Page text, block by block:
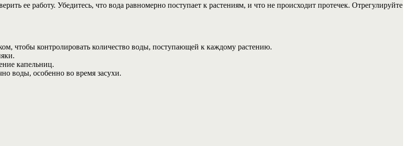
ее работу. Убедитесь, что вода равномерно поступает к растениям, и что не происходит протечек. Отрегулируйте
чтобы контролировать количество воды, поступающей к каждому растению.
капельниц.
воды, особенно во время засухи.